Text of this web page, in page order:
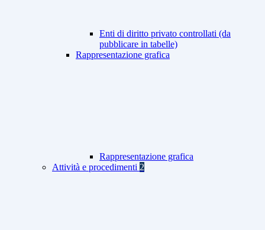
Enti di diritto privato controllati (da
pubblicare in tabelle)
Rappresentazione grafica
Rappresentazione grafica
Attività e procedimenti 2